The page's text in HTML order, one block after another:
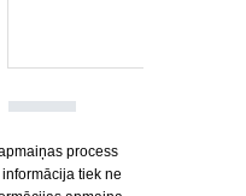
process
tiek ne